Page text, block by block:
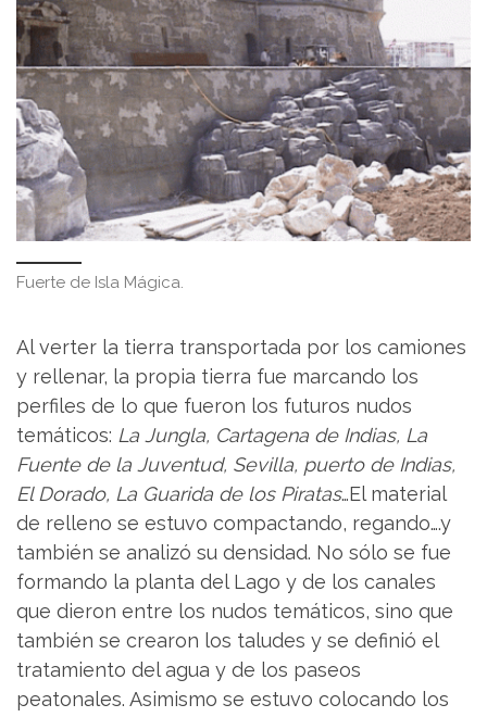
Fuerte de Isla Mágica.
Al verter la tierra transportada por los camiones
y rellenar, la propia tierra fue marcando los
perfiles de lo que fueron los futuros nudos
temáticos: La Jungla, Cartagena de Indias, La
Fuente de la Juventud, Sevilla, puerto de Indias,
El Dorado, La Guarida de los Piratas…El material
de relleno se estuvo compactando, regando….y
también se analizó su densidad. No sólo se fue
formando la planta del Lago y de los canales
que dieron entre los nudos temáticos, sino que
también se crearon los taludes y se definió el
tratamiento del agua y de los paseos
peatonales. Asimismo se estuvo colocando los